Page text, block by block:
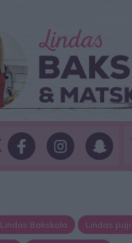
Lindas Bakskola Lindas